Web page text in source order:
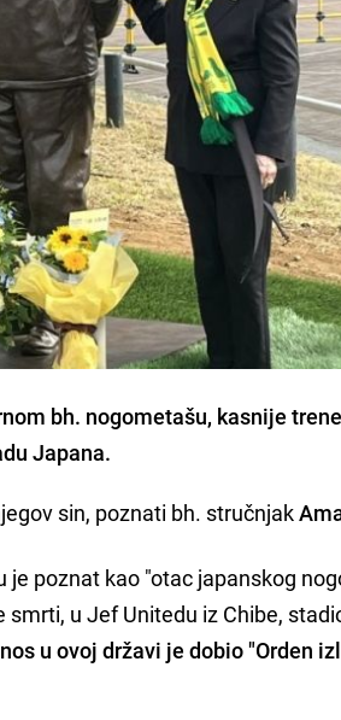
bh. nogometašu, kasnije
Japana.
sin, poznati bh. stručnjak
poznat kao "otac japanskog
u Jef Unitedu iz Chibe,
u ovoj državi je dobio "Orden